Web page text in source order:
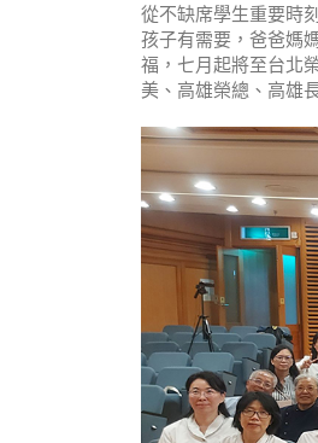
從不缺席學生重要時
孩子有需要，爸爸媽
福，七月起將至台北
美、高雄榮總、高雄